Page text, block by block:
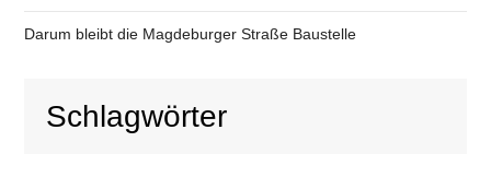
Darum bleibt die Magdeburger Straße Baustelle
Schlagwörter